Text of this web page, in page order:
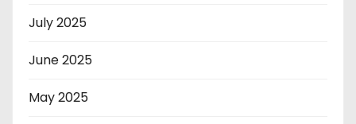
July 2025
June 2025
May 2025